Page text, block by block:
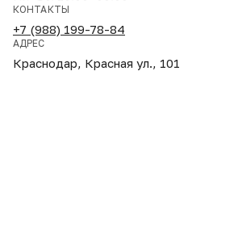
КОНТАКТЫ
+7 (988) 199-78-84
АДРЕС
Краснодар, Красная ул., 101